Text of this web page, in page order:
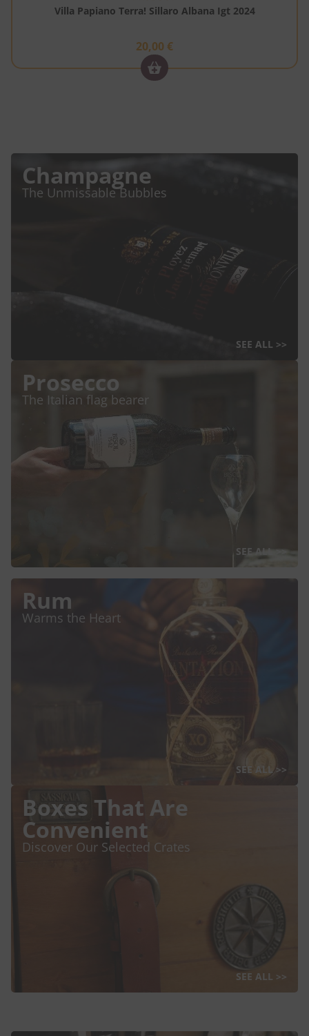
Villa Papiano Terra! Sillaro Albana Igt 2024
20,00 €
Champagne
SEE ALL >>
The Unmissable Bubbles
Prosecco
The Italian flag bearer
SEE ALL >>
Rum
Warms the Heart
SEE ALL >>
Boxes That Are
Convenient
Discover Our Selected Crates
SEE ALL >>